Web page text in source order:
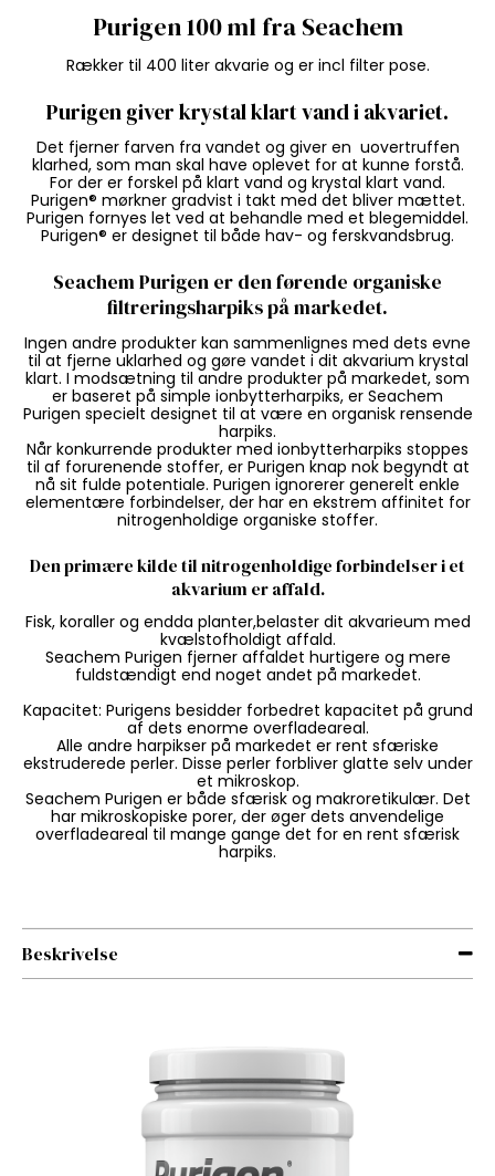
Purigen 100 ml fra Seachem
Rækker til 400 liter akvarie og er incl filter pose.
Purigen giver krystal klart vand i akvariet.
Det fjerner farven fra vandet og giver en uovertruffen
klarhed, som man skal have oplevet for at kunne forstå.
For der er forskel på klart vand og krystal klart vand.
Purigen® mørkner gradvist i takt med det bliver mættet.
Purigen fornyes let ved at behandle med et blegemiddel.
Purigen® er designet til både hav- og ferskvandsbrug.
Seachem Purigen er den førende organiske
filtreringsharpiks på markedet.
Ingen andre produkter kan sammenlignes med dets evne
til at fjerne uklarhed og gøre vandet i dit akvarium krystal
klart. I modsætning til andre produkter på markedet, som
er baseret på simple ionbytterharpiks, er Seachem
Purigen specielt designet til at være en organisk rensende
harpiks.
Når konkurrende produkter med ionbytterharpiks stoppes
til af forurenende stoffer, er Purigen knap nok begyndt at
nå sit fulde potentiale. Purigen ignorerer generelt enkle
elementære forbindelser, der har en ekstrem affinitet for
nitrogenholdige organiske stoffer.
Den primære kilde til nitrogenholdige forbindelser i et
akvarium er affald.
Fisk, koraller og endda planter,belaster dit akvarieum med
kvælstofholdigt affald.
Seachem Purigen fjerner affaldet hurtigere og mere
fuldstændigt end noget andet på markedet.
Kapacitet: Purigens besidder forbedret kapacitet på grund
af dets enorme overfladeareal.
Alle andre harpikser på markedet er rent sfæriske
ekstruderede perler. Disse perler forbliver glatte selv under
et mikroskop.
Seachem Purigen er både sfærisk og makroretikulær. Det
har mikroskopiske porer, der øger dets anvendelige
overfladeareal til mange gange det for en rent sfærisk
harpiks.
Beskrivelse